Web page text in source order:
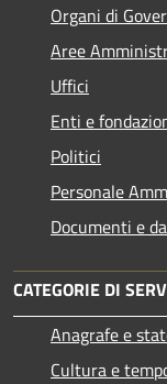
Organi di
Aree
Uffici
Enti e
Politici
Personale
Documenti e
CATEGORIE DI
Anagrafe e
Cultura e